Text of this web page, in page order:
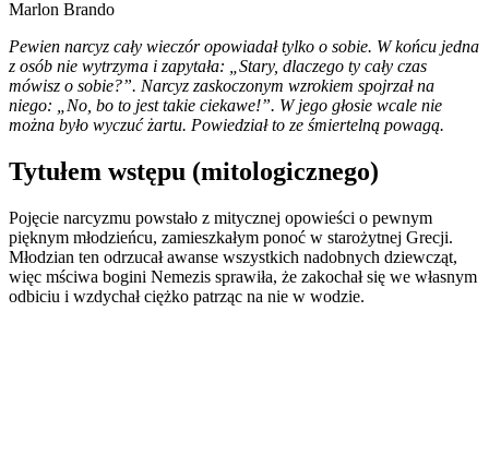
Marlon Brando
Pewien narcyz cały wieczór opowiadał tylko o sobie. W końcu jedna
z osób nie wytrzyma i zapytała: „Stary, dlaczego ty cały czas
mówisz o sobie?”. Narcyz zaskoczonym wzrokiem spojrzał na
niego: „No, bo to jest takie ciekawe!”. W jego głosie wcale nie
można było wyczuć żartu. Powiedział to ze śmiertelną powagą.
Tytułem wstępu (mitologicznego)
Pojęcie narcyzmu powstało z mitycznej opowieści o pewnym
pięknym młodzieńcu, zamieszkałym ponoć w starożytnej Grecji.
Młodzian ten odrzucał awanse wszystkich nadobnych dziewcząt,
więc mściwa bogini Nemezis sprawiła, że zakochał się we własnym
odbiciu i wzdychał ciężko patrząc na nie w wodzie.